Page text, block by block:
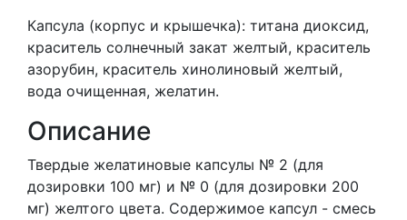
Капсула (корпус и крышечка): титана диоксид,
краситель солнечный закат желтый, краситель
азорубин, краситель хинолиновый желтый,
вода очищенная, желатин.
Описание
Твердые желатиновые капсулы № 2 (для
дозировки 100 мг) и № 0 (для дозировки 200
мг) желтого цвета. Содержимое капсул - смесь